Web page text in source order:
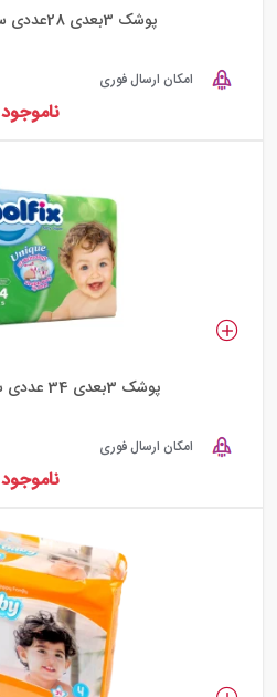
پوشک 3بعدی 28عددی سایز 5 مولفیکس
امکان ارسال فوری
ناموجود
پوشک 3بعدی 34 عددی سایز 4 مولفیکس
امکان ارسال فوری
ناموجود